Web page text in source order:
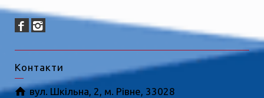
Контакти
вул. Шкільна, 2, м. Рівне, 33028